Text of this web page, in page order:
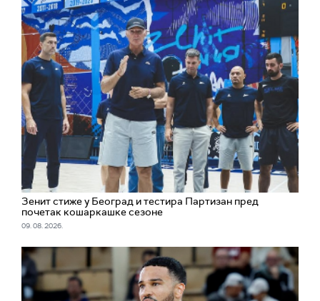
Зенит стиже у Беогрaд и тестира Партизан пред
почетак кошаркашке сезоне
09. 08. 2026.